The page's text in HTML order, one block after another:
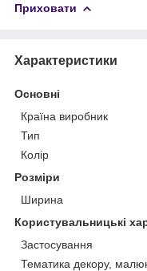
Приховати
Характеристики
Основні
Країна виробник
Тип
Колір
Розміри
Ширина
Користувальницькі
Застосування
Тематика декору,